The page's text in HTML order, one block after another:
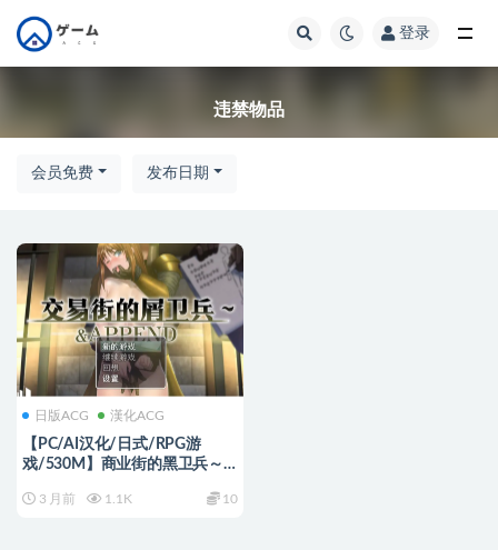
登录
违禁物品
会员免费 发布日期
日版ACG 漢化ACG
【PC/AI汉化/日式/RPG游
戏/530M】商业街的黑卫兵～
AI汉化版+【DLC v2.1.1】+作弊
3 月前 1.1K 10